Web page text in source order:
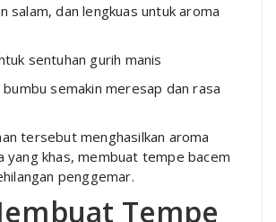
salam, dan lengkuas untuk aroma
sentuhan gurih manis
semakin meresap dan rasa
tersebut menghasilkan aroma
yang khas, membuat tempe bacem
penggemar.
Tempe